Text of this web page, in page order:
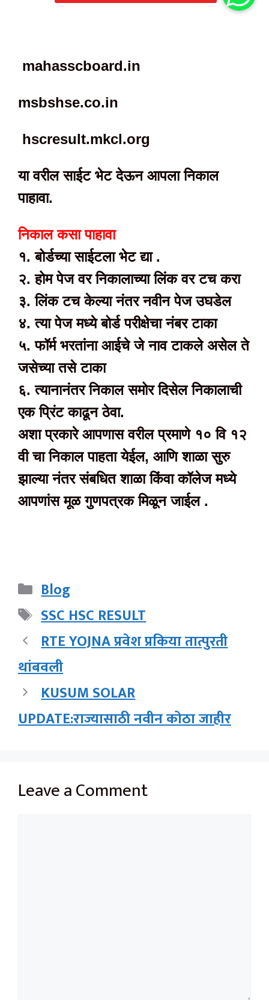
mahasscboard.in
msbshse.co.in
hscresult.mkcl.org
या वरील साईट भेट देऊन आपला निकाल
पाहावा.
निकाल कसा पाहावा
१. बोर्डच्या साईटला भेट द्या .
२. होम पेज वर निकालाच्या लिंक वर टच करा
३. लिंक टच केल्या नंतर नवीन पेज उघडेल
४. त्या पेज मध्ये बोर्ड परीक्षेचा नंबर टाका
५. फॉर्म भरतांना आईचे जे नाव टाकले असेल ते
जसेच्या तसे टाका
६. त्यानानंतर निकाल समोर दिसेल निकालाची
एक प्रिंट काढून ठेवा.
अशा प्रकारे आपणास वरील प्रमाणे १० वि १२
वी चा निकाल पाहता येईल, आणि शाळा सुरु
झाल्या नंतर संबधित शाळा किंवा कॉलेज मध्ये
आपणांस मूळ गुणपत्रक मिळून जाईल .
Categories
Blog
Tags
SSC HSC RESULT
RTE YOJNA प्रवेश प्रकिया तात्पुरती
थांबवली
KUSUM SOLAR
UPDATE:राज्यासाठी नवीन कोठा जाहीर
Leave a Comment